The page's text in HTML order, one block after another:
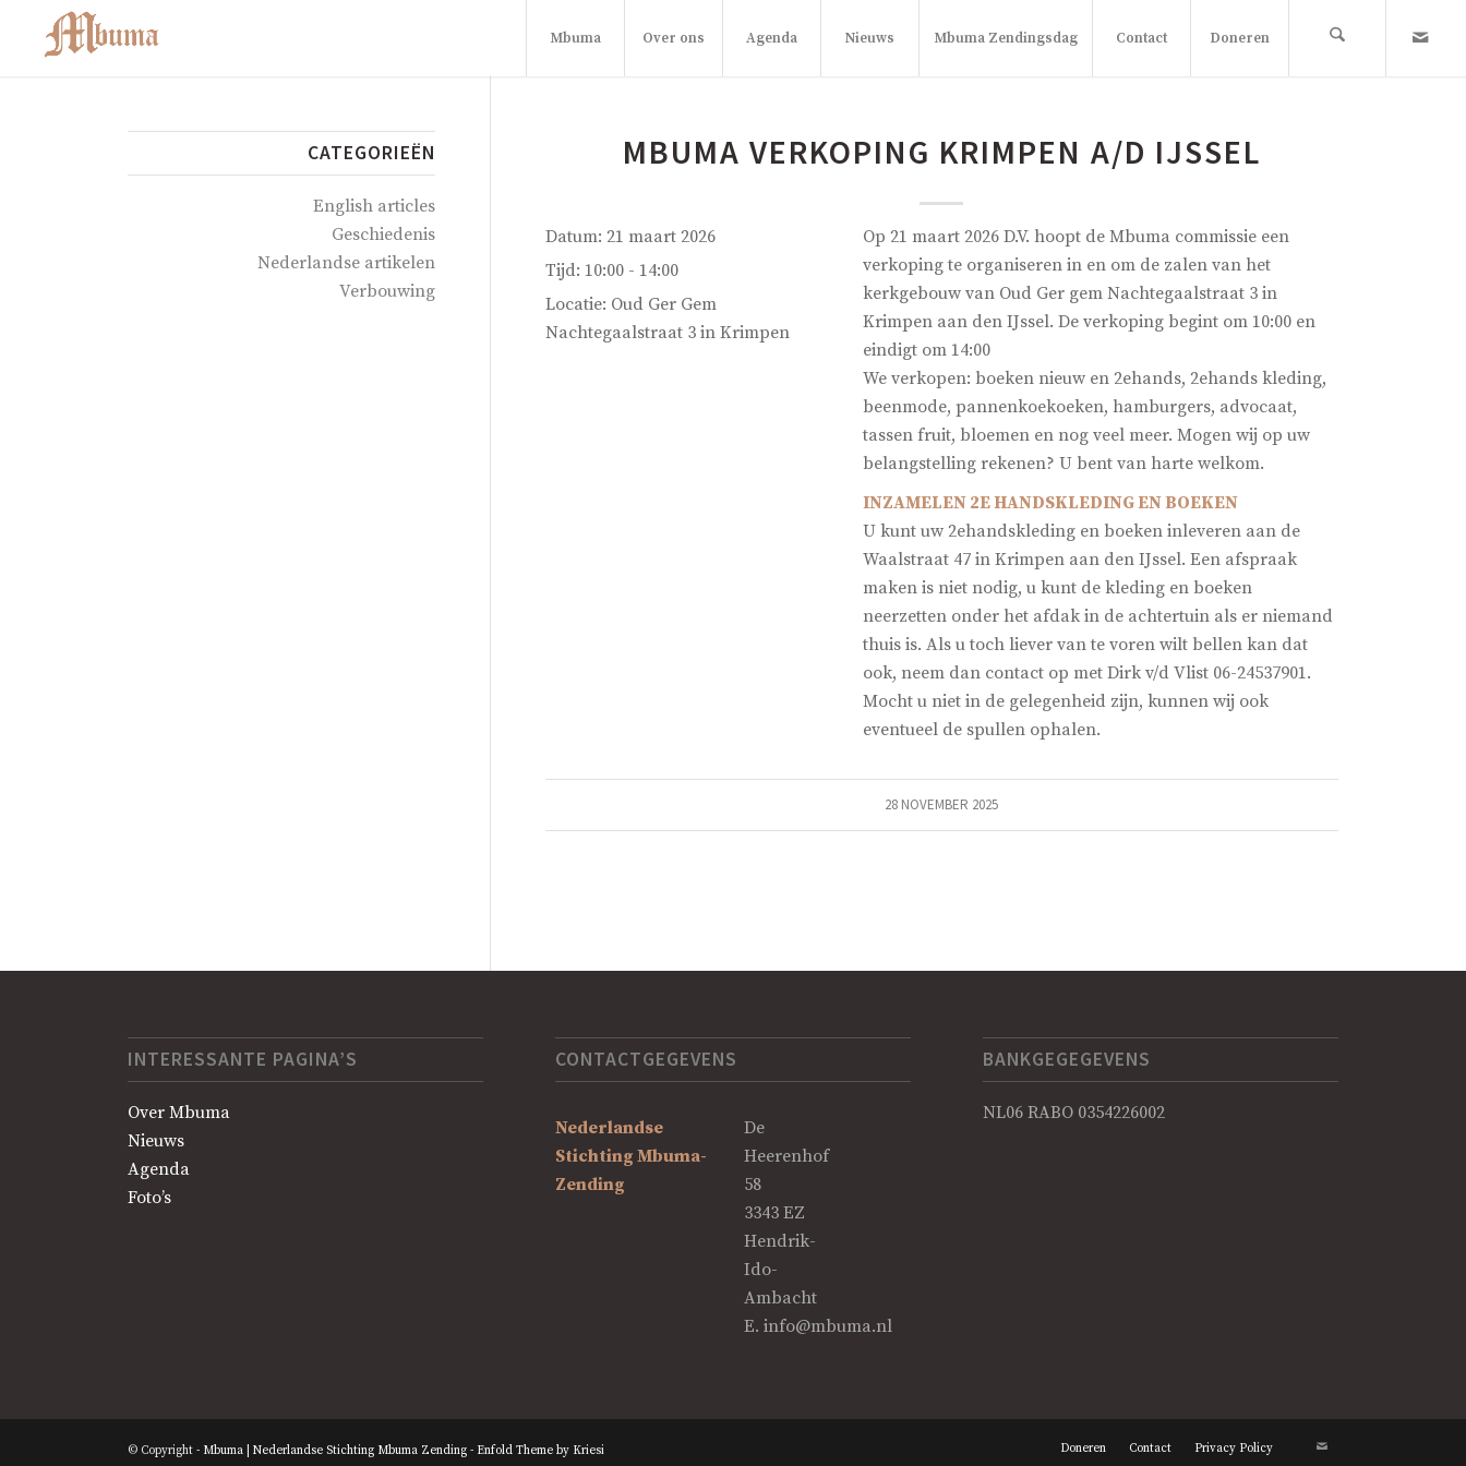
Mbuma Over ons Agenda Nieuws Mbuma Zendingsdag Contact Doneren
MBUMA VERKOPING KRIMPEN A/D IJSSEL
Datum:21 maart 2026
Tijd:10:00 - 14:00
Locatie: Oud Ger Gem
Nachtegaalstraat 3 in Krimpen
Op 21 maart 2026 D.V. hoopt de Mbuma commissie een
verkoping te organiseren in en om de zalen van het
kerkgebouw van Oud Ger gem Nachtegaalstraat 3 in
Krimpen aan den IJssel. De verkoping begint om 10:00 en
eindigt om 14:00
We verkopen: boeken nieuw en 2ehands, 2ehands kleding,
beenmode, pannenkoekoeken, hamburgers, advocaat,
tassen fruit, bloemen en nog veel meer. Mogen wij op uw
belangstelling rekenen? U bent van harte welkom.
INZAMELEN 2E HANDSKLEDING EN BOEKEN
U kunt uw 2ehandskleding en boeken inleveren aan de
Waalstraat 47 in Krimpen aan den IJssel. Een afspraak
maken is niet nodig, u kunt de kleding en boeken
neerzetten onder het afdak in de achtertuin als er niemand
thuis is. Als u toch liever van te voren wilt bellen kan dat
ook, neem dan contact op met Dirk v/d Vlist 06-24537901.
Mocht u niet in de gelegenheid zijn, kunnen wij ook
eventueel de spullen ophalen.
28 NOVEMBER 2025
CATEGORIEËN
English articles
Geschiedenis
Nederlandse artikelen
Verbouwing
INTERESSANTE PAGINA’S
Over Mbuma
Nieuws
Agenda
Foto’s
CONTACTGEGEVENS
Nederlandse
Stichting Mbuma-
Zending
De
Heerenhof
58
3343 EZ
Hendrik-
Ido-
Ambacht
E. info@mbuma.nl
BANKGEGEGEVENS
NL06 RABO 0354226002
© Copyright - Mbuma | Nederlandse Stichting Mbuma Zending - Enfold Theme by Kriesi Doneren Contact Privacy Policy